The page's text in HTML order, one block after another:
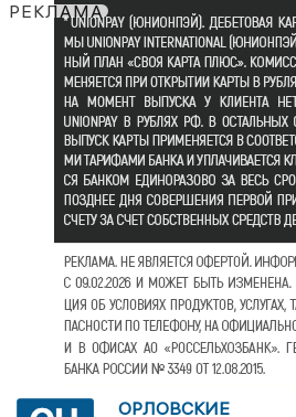
РЕКЛАМА
ОРЛОВСКИЕ